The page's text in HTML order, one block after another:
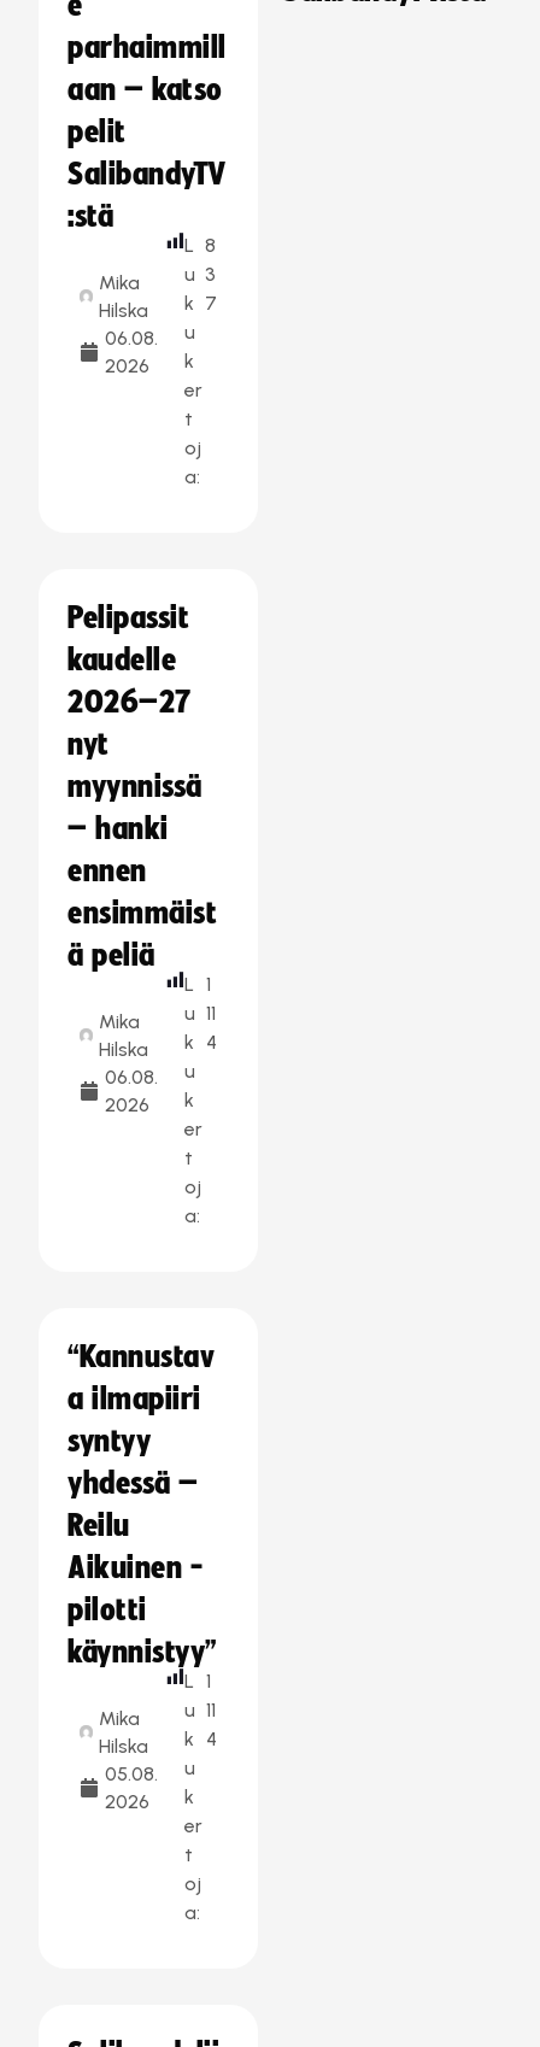
parhaimmill
aan – katso
pelit
SalibandyTV
:stä
Mika
Hilska
06.08.
2026
L
u
k
u
k
er
t
oj
a:
8
3
7
Pelipassit
kaudelle
2026–27
nyt
myynnissä
– hanki
ennen
ensimmäist
ä peliä
Mika
Hilska
06.08.
2026
L
u
k
u
k
er
t
oj
a:
1
11
4
“Kannustav
a ilmapiiri
syntyy
yhdessä –
Reilu
Aikuinen -
pilotti
käynnistyy”
Mika
Hilska
05.08.
2026
L
u
k
u
k
er
t
oj
a:
1
11
4